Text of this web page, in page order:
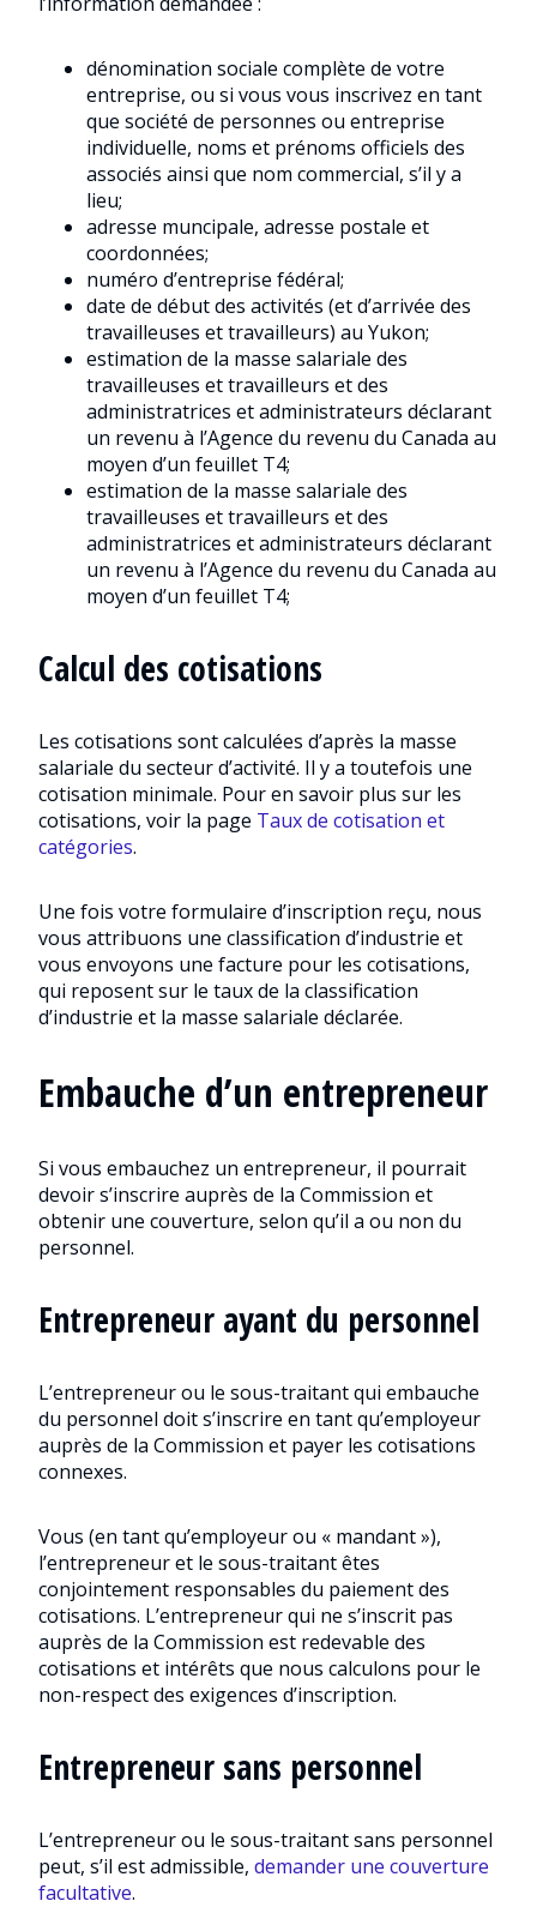
dénomination sociale complète de votre
entreprise, ou si vous vous inscrivez en tant
que société de personnes ou entreprise
individuelle, noms et prénoms officiels des
associés ainsi que nom commercial, s’il y a
lieu;
adresse muncipale, adresse postale et
coordonnées;
numéro d’entreprise fédéral;
date de début des activités (et d’arrivée des
travailleuses et travailleurs) au Yukon;
estimation de la masse salariale des
travailleuses et travailleurs et des
administratrices et administrateurs déclarant
un revenu à l’Agence du revenu du Canada au
moyen d’un feuillet T4;
estimation de la masse salariale des
travailleuses et travailleurs et des
administratrices et administrateurs déclarant
un revenu à l’Agence du revenu du Canada au
moyen d’un feuillet T4;
Calcul des cotisations
Les cotisations sont calculées d’après la masse
salariale du secteur d’activité. Il y a toutefois une
cotisation minimale. Pour en savoir plus sur les
cotisations, voir la page Taux de cotisation et
catégories.
Une fois votre formulaire d’inscription reçu, nous
vous attribuons une classification d’industrie et
vous envoyons une facture pour les cotisations,
qui reposent sur le taux de la classification
d’industrie et la masse salariale déclarée.
Embauche d’un entrepreneur
Si vous embauchez un entrepreneur, il pourrait
devoir s’inscrire auprès de la Commission et
obtenir une couverture, selon qu’il a ou non du
personnel.
Entrepreneur ayant du personnel
L’entrepreneur ou le sous-traitant qui embauche
du personnel doit s’inscrire en tant qu’employeur
auprès de la Commission et payer les cotisations
connexes.
Vous (en tant qu’employeur ou « mandant »),
l’entrepreneur et le sous-traitant êtes
conjointement responsables du paiement des
cotisations. L’entrepreneur qui ne s’inscrit pas
auprès de la Commission est redevable des
cotisations et intérêts que nous calculons pour le
non-respect des exigences d’inscription.
Entrepreneur sans personnel
L’entrepreneur ou le sous-traitant sans personnel
peut, s’il est admissible, demander une couverture
facultative.